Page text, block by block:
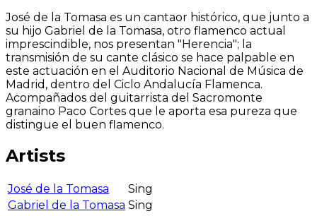
José de la Tomasa es un cantaor histórico, que junto a
su hijo Gabriel de la Tomasa, otro flamenco actual
imprescindible, nos presentan "Herencia"; la
transmisión de su cante clásico se hace palpable en
este actuación en el Auditorio Nacional de Música de
Madrid, dentro del Ciclo Andalucía Flamenca.
Acompañados del guitarrista del Sacromonte
granaino Paco Cortes que le aporta esa pureza que
distingue el buen flamenco.
Artists
José de la Tomasa
Sing
Gabriel de la Tomasa Sing